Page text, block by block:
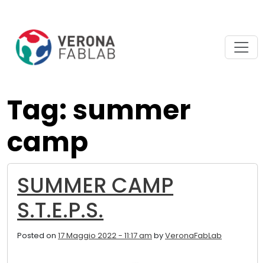
contenuto
principale
Tag: summer
camp
SUMMER CAMP
S.T.E.P.S.
Posted on 17 Maggio 2022 - 11:17 am byVeronaFabLab